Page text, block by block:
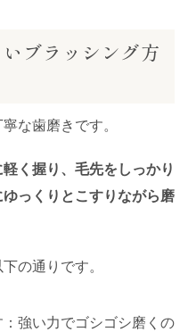
ブラッシング方
な歯磨きです。
く握り、毛先をしっかり
っくりとこすりながら磨
の通りです。
強い力でゴシゴシ磨くの